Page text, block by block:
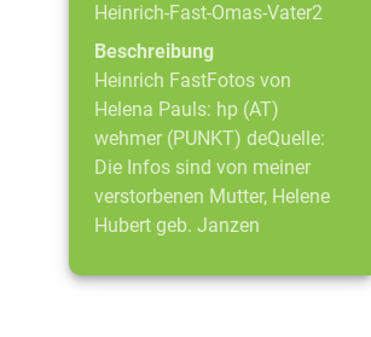
Heinrich-Fast-Omas-Vater2
Beschreibung
Heinrich FastFotos von
Helena Pauls: hp (AT)
wehmer (PUNKT) deQuelle:
Die Infos sind von meiner
verstorbenen Mutter, Helene
Hubert geb. Janzen